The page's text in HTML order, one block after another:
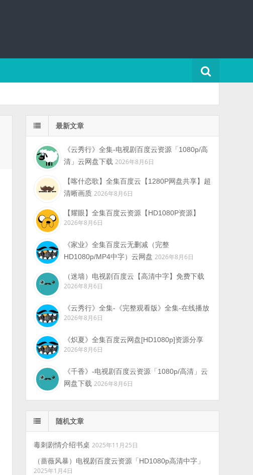
最新文章
《云秀行》全集-电视剧百度云资源「1080p/高
清」云网盘下载 2026年8月6日
【喀什恋歌】全集百度云【1280P网盘共享】超
清晰画质 2026年8月6日
【耀眼】全集百度云资源【HD1080P资源】
2026年8月6日
《家业》全集百度云无删减（完整
HD1080p/MP4中字）云网盘 2026年8月6日
（迷墙）电视剧百度云【高清中字】免费下载
2026年8月6日
《云秀行》全集-《完整观看版》全集-在线播放
2026年8月6日
《炽夏》全集百度云网盘[HD1080p]资源分享
2026年8月6日
《千香》-电视剧百度云资源「1080p/高清」云
网盘下载 2026年8月6日
随机文章
毒刺剧情介绍书桌 2025年11月25日
（蔷薇风暴）电视剧百度云资源「HD1080p高清中字」
2025年1月4日